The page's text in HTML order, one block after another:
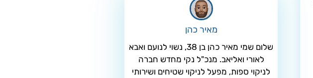
מאיר כהן
שלום שמי מאיר כהן בן 38, נשוי לנועם ואבא
לאורי ואליאב. מנכ"ל נקי מחדש חברה
לניקוי ספות, מפעל לניקוי שטיחים ושירותי